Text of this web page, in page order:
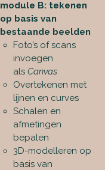
module B: tekenen
op basis van
bestaande beelden
Foto’s of scans
invoegen
als Canvas
Overtekenen met
lijnen en curves
Schalen en
afmetingen
bepalen
3D-modelleren op
basis van